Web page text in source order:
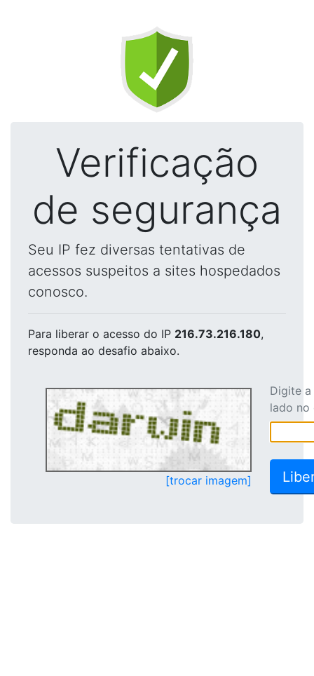
Verificação
de segurança
Seu IP fez diversas tentativas de
acessos suspeitos a sites hospedados
conosco.
Para liberar o acesso do IP 216.73.216.180,
responda ao desafio abaixo.
[trocar imagem]
Digite
lado no